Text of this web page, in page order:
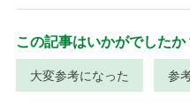
この記事はいかがでしたか
大変参考になった 参